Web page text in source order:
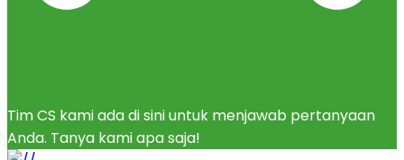
Tim CS kami ada di sini untuk menjawab pertanyaan
Anda. Tanya kami apa saja!